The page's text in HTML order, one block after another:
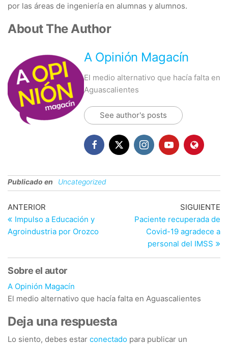
por las áreas de ingeniería en alumnas y alumnos.
About The Author
A Opinión Magacín
El medio alternativo que hacía falta en
Aguascalientes
See author's posts
Publicado en Uncategorized
Navegación
de
entradas
Entrada
anterior
ANTERIOR
Impulso a Educación y
Agroindustria por Orozco
SIGUIENTE
Paciente recuperada de
Covid-19 agradece a
personal del IMSS
Sobre el autor
A Opinión Magacín
El medio alternativo que hacía falta en Aguascalientes
Deja una respuesta
Lo siento, debes estar conectado para publicar un